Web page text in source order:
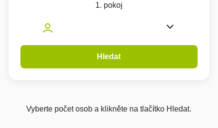
1. pokoj
Hledat
Vyberte počet osob a klikněte na tlačítko Hledat.